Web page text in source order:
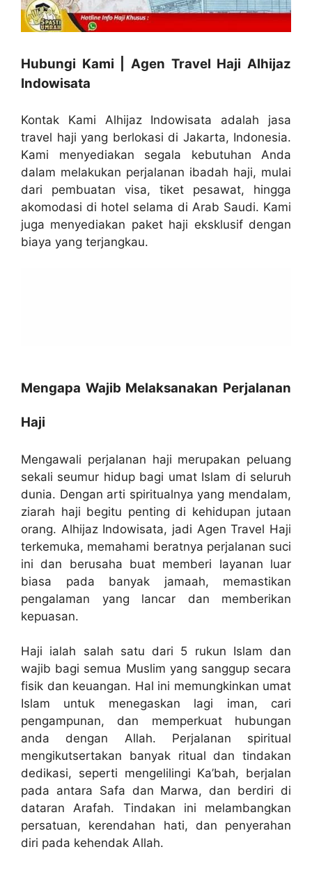
Hubungi Kami | Agen Travel Haji Alhijaz
Indowisata
Kontak Kami Alhijaz Indowisata adalah jasa
travel haji yang berlokasi di Jakarta, Indonesia.
Kami menyediakan segala kebutuhan Anda
dalam melakukan perjalanan ibadah haji, mulai
dari pembuatan visa, tiket pesawat, hingga
akomodasi di hotel selama di Arab Saudi. Kami
juga menyediakan paket haji eksklusif dengan
biaya yang terjangkau.
Mengapa Wajib Melaksanakan Perjalanan
Haji
Mengawali perjalanan haji merupakan peluang
sekali seumur hidup bagi umat Islam di seluruh
dunia. Dengan arti spiritualnya yang mendalam,
ziarah haji begitu penting di kehidupan jutaan
orang. Alhijaz Indowisata, jadi Agen Travel Haji
terkemuka, memahami beratnya perjalanan suci
ini dan berusaha buat memberi layanan luar
biasa pada banyak jamaah, memastikan
pengalaman yang lancar dan memberikan
kepuasan.
Haji ialah salah satu dari 5 rukun Islam dan
wajib bagi semua Muslim yang sanggup secara
fisik dan keuangan. Hal ini memungkinkan umat
Islam untuk menegaskan lagi iman, cari
pengampunan, dan memperkuat hubungan
anda dengan Allah. Perjalanan spiritual
mengikutsertakan banyak ritual dan tindakan
dedikasi, seperti mengelilingi Ka’bah, berjalan
pada antara Safa dan Marwa, dan berdiri di
dataran Arafah. Tindakan ini melambangkan
persatuan, kerendahan hati, dan penyerahan
diri pada kehendak Allah.